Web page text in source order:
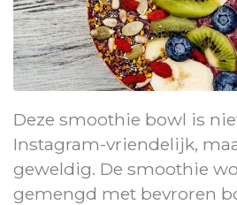
Deze smoothie bowl is
Instagram-vriendelijk,
geweldig. De smoothie
gemengd met bevroren